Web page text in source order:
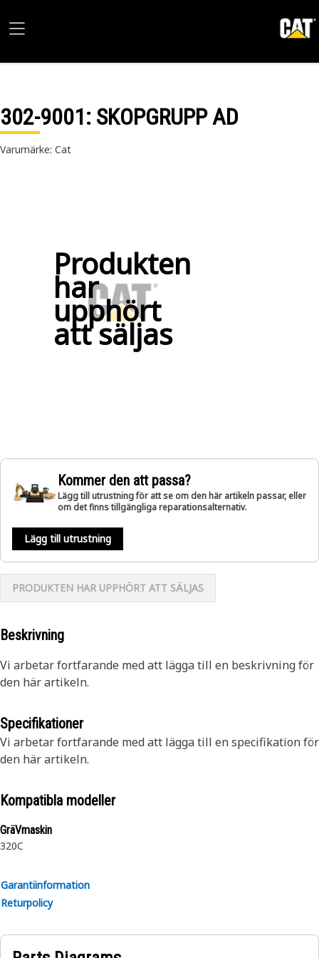
302-9001: SKOPGRUPP AD
Varumärke: Cat
Produkten
har
upphört
att säljas
Kommer den att passa?
Lägg till utrustning för att se om den här artikeln passar, eller
om det finns tillgängliga reparationsalternativ.
Lägg till utrustning
PRODUKTEN HAR UPPHÖRT ATT SÄLJAS
Beskrivning
Vi arbetar fortfarande med att lägga till en beskrivning för
den här artikeln.
Specifikationer
Vi arbetar fortfarande med att lägga till en specifikation för
den här artikeln.
Kompatibla modeller
GräVmaskin
320C
Garantiinformation
Returpolicy